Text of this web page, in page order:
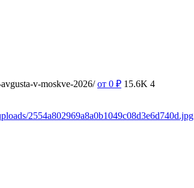
v-moskve-2026/ от 0 ₽ 15.6K 4
2554a802969a8a0b1049c08d3e6d740d.jpg